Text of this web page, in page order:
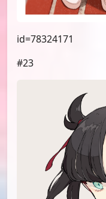
id=78324171
#23